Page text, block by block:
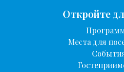
Откройте
Места для